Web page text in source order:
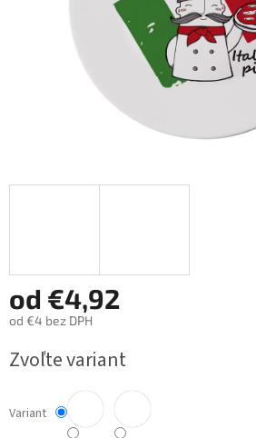
od €4,92
od €4 bez DPH
cena:
Zvoľte variant
Variant